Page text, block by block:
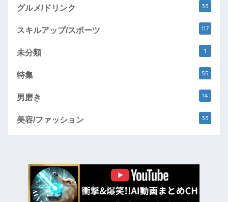
グルメ/ドリンク 33
スキルアップ/スポーツ 117
未分類 1
特集 55
男磨き 14
美容/ファッション 33